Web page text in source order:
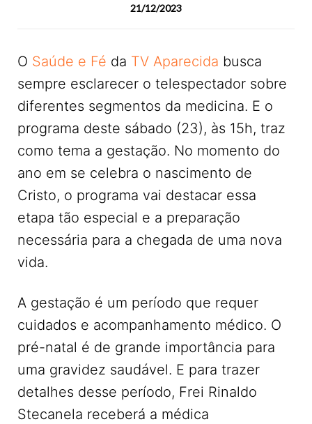
21/12/2023
O Saúde e Fé da TV Aparecida busca
sempre esclarecer o telespectador sobre
diferentes segmentos da medicina. E o
programa deste sábado (23), às 15h, traz
como tema a gestação. No momento do
ano em se celebra o nascimento de
Cristo, o programa vai destacar essa
etapa tão especial e a preparação
necessária para a chegada de uma nova
vida.
A gestação é um período que requer
cuidados e acompanhamento médico. O
pré-natal é de grande importância para
uma gravidez saudável. E para trazer
detalhes desse período, Frei Rinaldo
Stecanela receberá a médica